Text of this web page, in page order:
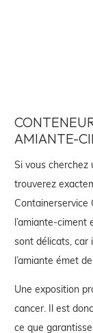
AMIANTE-
Si vous cherchez
trouverez
l’amiante-ciment
sont délicats, car
l’amiante émet
Une exposition
cancer. Il est
ce que